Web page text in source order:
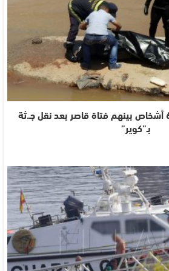
العيون.. الأمن يوقف 6 أشخاص بينهم فتاة قاصر بعد نقل جـ.ثة
بـ”كوير”